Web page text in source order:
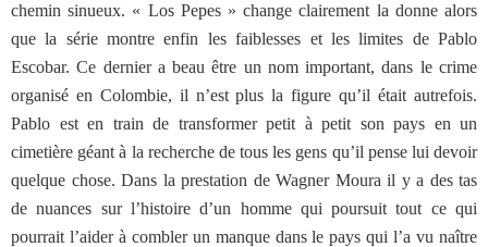
chemin sinueux. « Los Pepes » change clairement la donne alors
que la série montre enfin les faiblesses et les limites de Pablo
Escobar. Ce dernier a beau être un nom important, dans le crime
organisé en Colombie, il n’est plus la figure qu’il était autrefois.
Pablo est en train de transformer petit à petit son pays en un
cimetière géant à la recherche de tous les gens qu’il pense lui devoir
quelque chose. Dans la prestation de Wagner Moura il y a des tas
de nuances sur l’histoire d’un homme qui poursuit tout ce qui
pourrait l’aider à combler un manque dans le pays qui l’a vu naître